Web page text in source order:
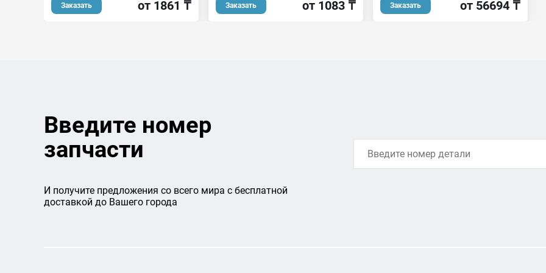
Заказать от 1861 ₸ Заказать от 1083 ₸ Заказать от 56694 ₸
Введите номер
запчасти
И получите предложения со всего мира с бесплатной
доставкой до Вашего города